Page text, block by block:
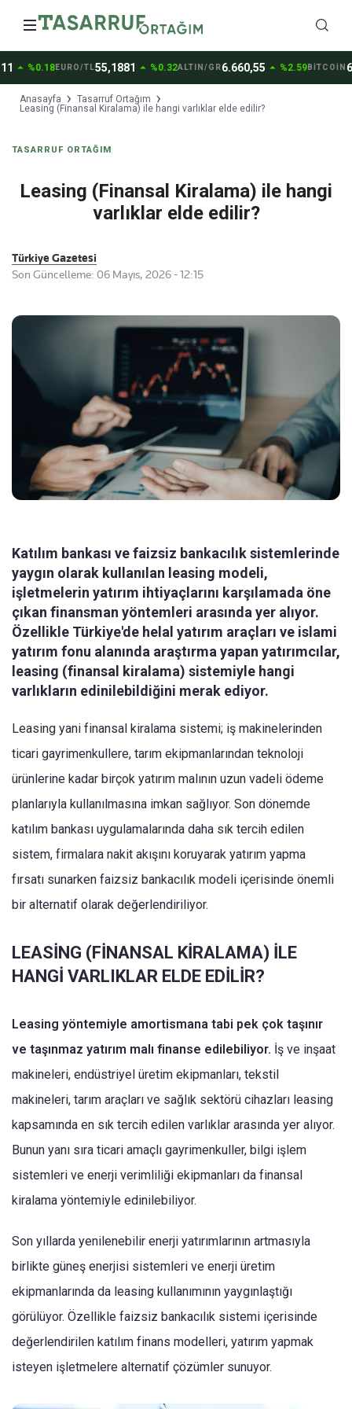
arrow_drop_up%0.18EURO/TL55,1881arrow_drop_up%0.32ALTIN/GR6.660,55arrow_drop_up%2.59BİTCOİN
Anasayfa
Tasarruf Ortağım
Leasing (Finansal Kiralama) ile hangi varlıklar elde edilir?
TASARRUF ORTAĞIM
Leasing (Finansal Kiralama) ile hangi
varlıklar elde edilir?
Türkiye Gazetesi
Son Güncelleme: 06 Mayıs, 2026 - 12:15
Katılım bankası ve faizsiz bankacılık sistemlerinde
yaygın olarak kullanılan leasing modeli,
işletmelerin yatırım ihtiyaçlarını karşılamada öne
çıkan finansman yöntemleri arasında yer alıyor.
Özellikle Türkiye'de helal yatırım araçları ve islami
yatırım fonu alanında araştırma yapan yatırımcılar,
leasing (finansal kiralama) sistemiyle hangi
varlıkların edinilebildiğini merak ediyor.
Leasing yani finansal kiralama sistemi; iş makinelerinden
ticari gayrimenkullere, tarım ekipmanlarından teknoloji
ürünlerine kadar birçok yatırım malının uzun vadeli ödeme
planlarıyla kullanılmasına imkan sağlıyor. Son dönemde
katılım bankası uygulamalarında daha sık tercih edilen
sistem, firmalara nakit akışını koruyarak yatırım yapma
fırsatı sunarken faizsiz bankacılık modeli içerisinde önemli
bir alternatif olarak değerlendiriliyor.
LEASİNG (FİNANSAL KİRALAMA) İLE
HANGİ VARLIKLAR ELDE EDİLİR?
Leasing yöntemiyle amortismana tabi pek çok taşınır
ve taşınmaz yatırım malı finanse edilebiliyor. İş ve inşaat
makineleri, endüstriyel üretim ekipmanları, tekstil
makineleri, tarım araçları ve sağlık sektörü cihazları leasing
kapsamında en sık tercih edilen varlıklar arasında yer alıyor.
Bunun yanı sıra ticari amaçlı gayrimenkuller, bilgi işlem
sistemleri ve enerji verimliliği ekipmanları da finansal
kiralama yöntemiyle edinilebiliyor.
Son yıllarda yenilenebilir enerji yatırımlarının artmasıyla
birlikte güneş enerjisi sistemleri ve enerji üretim
ekipmanlarında da leasing kullanımının yaygınlaştığı
görülüyor. Özellikle faizsiz bankacılık sistemi içerisinde
değerlendirilen katılım finans modelleri, yatırım yapmak
isteyen işletmelere alternatif çözümler sunuyor.